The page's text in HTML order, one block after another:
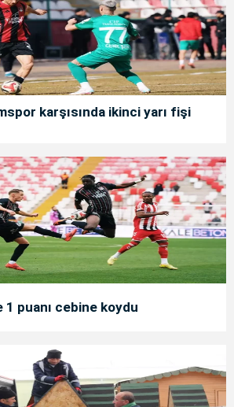
karşısında ikinci yarı fişi
puanı cebine koydu